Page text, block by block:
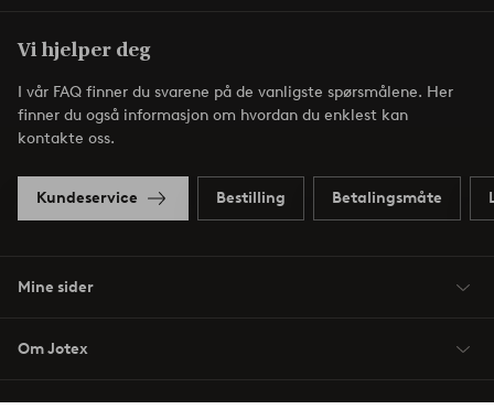
Vi hjelper deg
I vår FAQ finner du svarene på de vanligste spørsmålene. Her
finner du også informasjon om hvordan du enklest kan
kontakte oss.
Kundeservice Bestilling Betalingsmåte
Mine sider
Om Jotex